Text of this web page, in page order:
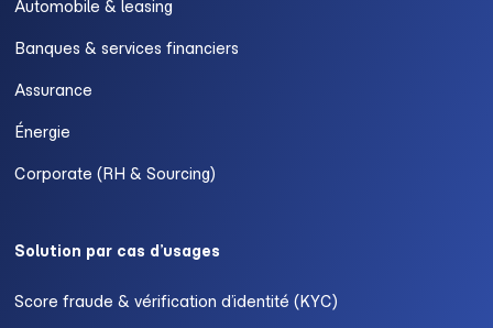
Automobile & leasing
Banques & services financiers
Assurance
Énergie
Corporate (RH & Sourcing)
Solution par cas d’usages
Score fraude & vérification d’identité (KYC)